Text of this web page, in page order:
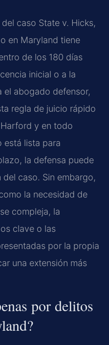
caso State v. Hicks,
en Maryland tiene
de los 180 días
inicial o a la
el abogado defensor,
regla de juicio rápido
y en todo
está lista para
la defensa puede
caso. Sin embargo,
la necesidad de
compleja, la
clave o las
por la propia
una extensión más
por delitos